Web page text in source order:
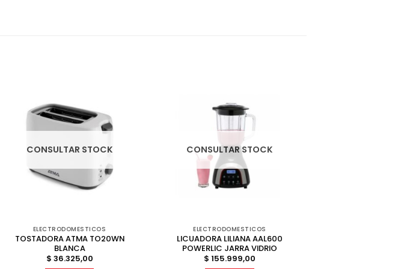
CONSULTAR STOCK
ELECTRODOMESTICOS
TOSTADORA ATMA TO20WN
BLANCA
$ 36.325,00
CONSULTAR STOCK
ELECTRODOMESTICOS
LICUADORA LILIANA AAL600
POWERLIC JARRA VIDRIO
$ 155.999,00